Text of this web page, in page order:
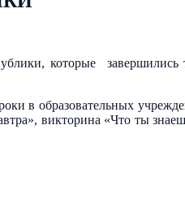
которые завершились
в образовательных
викторина «Что ты